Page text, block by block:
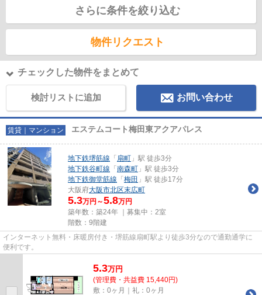
さらに条件を絞り込む
物件リクエスト
チェックした物件をまとめて
検討リストに追加 お問い合わせ
賃貸｜マンション エステムコート梅田東アクアパレス
地下鉄堺筋線 「 扇町 」駅 徒歩3分
地下鉄谷町線 「 南森町 」駅 徒歩3分
地下鉄御堂筋線 「 梅田 」駅 徒歩17分
大阪府大阪市北区末広町
5.3万円～5.8万円
築年数：築24年 ｜募集中： 2室
階数：9階建
インターネット無料・床暖房付き・堺筋線扇町駅より徒歩3分なので通勤通学に
便利です。
5.3万円
(管理費・共益費 15,440円)
敷：0ヶ月｜礼：0ヶ月